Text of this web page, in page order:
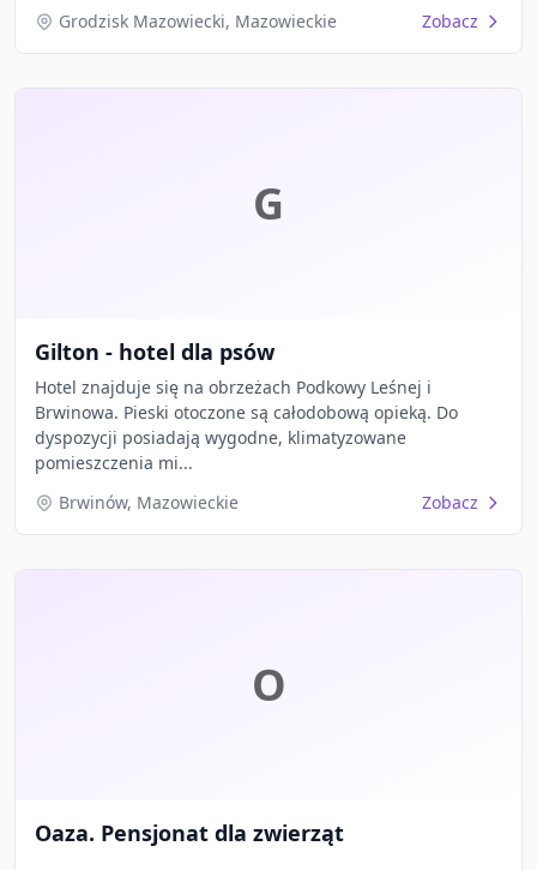
Grodzisk Mazowiecki, Mazowieckie
Zobacz
G
Gilton - hotel dla psów
Hotel znajduje się na obrzeżach Podkowy Leśnej i
Brwinowa. Pieski otoczone są całodobową opieką. Do
dyspozycji posiadają wygodne, klimatyzowane
pomieszczenia mi...
Brwinów, Mazowieckie
Zobacz
O
Oaza. Pensjonat dla zwierząt